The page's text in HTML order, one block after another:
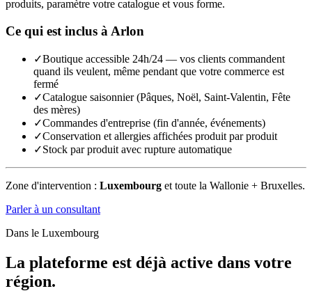
produits, paramètre votre catalogue et vous forme.
Ce qui est inclus à Arlon
✓Boutique accessible 24h/24 — vos clients commandent
quand ils veulent, même pendant que votre commerce est
fermé
✓Catalogue saisonnier (Pâques, Noël, Saint-Valentin, Fête
des mères)
✓Commandes d'entreprise (fin d'année, événements)
✓Conservation et allergies affichées produit par produit
✓Stock par produit avec rupture automatique
Zone d'intervention : Luxembourg et toute la Wallonie + Bruxelles.
Parler à un consultant
Dans le Luxembourg
La plateforme est déjà active dans votre
région.